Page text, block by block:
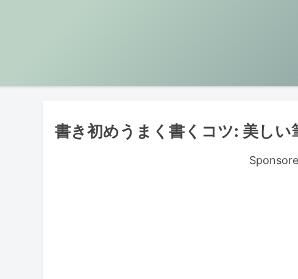
書き初めうまく書くコツ: 美しい